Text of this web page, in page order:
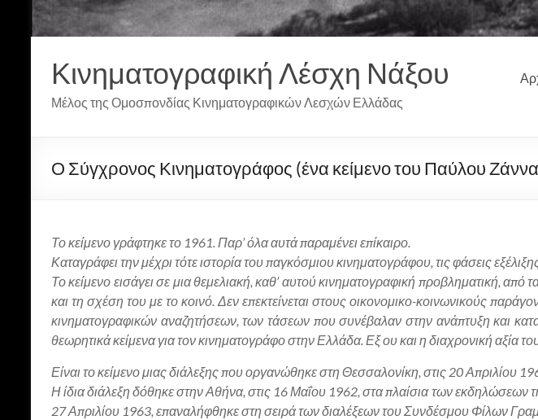
Κινηματογραφική Λέσχη Νάξου
Μέλος της Ομοσπονδίας Κινηματογραφικών Λεσχών Ελλάδας
Ο Σύγχρονος Κινηματογράφος (ένα κείμενο του Παύλου
Το κείμενο γράφτηκε το 1961. Παρ’ όλα αυτά παραμένει επίκαιρο.
Καταγράφει την μέχρι τότε ιστορία του παγκόσμιου κινηματογράφου, τις φάσεις
Το κείμενο εισάγει σε μια θεμελιακή, καθ’ αυτού κινηματογραφική προβληματική,
και τη σχέση του με το κοινό. Δεν επεκτείνεται στους οικονομικο-κοινωνικούς
κινηματογραφικών αναζητήσεων, των τάσεων που συνέβαλαν στην ανάπτυξη και
θεωρητικά κείμενα για τον κινηματογράφο στην Ελλάδα. Εξ ου και η διαχρονική αξία
Είναι το κείμενο μιας διάλεξης που οργανώθηκε στη Θεσσαλονίκη, στις 20
Η ίδια διάλεξη δόθηκε στην Αθήνα, στις 16 Μαΐου 1962, στα πλαίσια των
27 Απριλίου 1963, επαναλήφθηκε στη σειρά των διαλέξεων του Συνδέσμου Φίλων